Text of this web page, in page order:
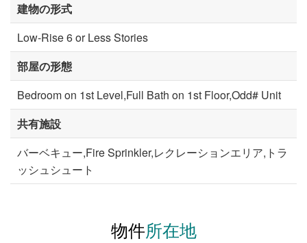
建物の形式
Low-Rise 6 or Less Stories
部屋の形態
Bedroom on 1st Level,Full Bath on 1st Floor,Odd# Unit
共有施設
バーベキュー,Fire Sprinkler,レクレーションエリア,トラ
ッシュシュート
物件所在地